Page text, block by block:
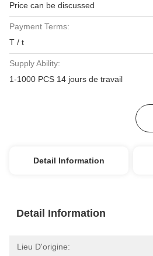
Price can be discussed
Payment Terms:
T / t
Supply Ability:
1-1000 PCS 14 jours de travail
Detail Information
Detail Information
Lieu D'origine: